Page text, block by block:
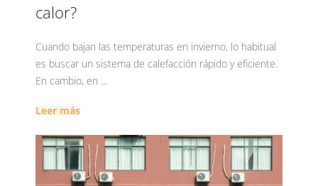
calor?
Cuando bajan las temperaturas en invierno, lo habitual
es buscar un sistema de calefacción rápido y eficiente.
En cambio, en ...
Leer más